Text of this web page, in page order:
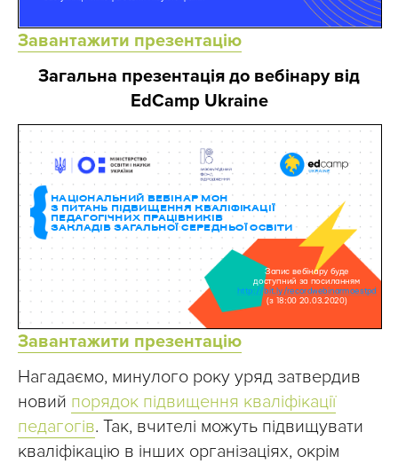
Завантажити презентацію
Загальна презентація до вебінару від
EdCamp Ukraine
Завантажити презентацію
Нагадаємо, минулого року уряд затвердив
новий порядок підвищення кваліфікації
педагогів. Так, вчителі можуть підвищувати
кваліфікацію в інших організаціях, окрім